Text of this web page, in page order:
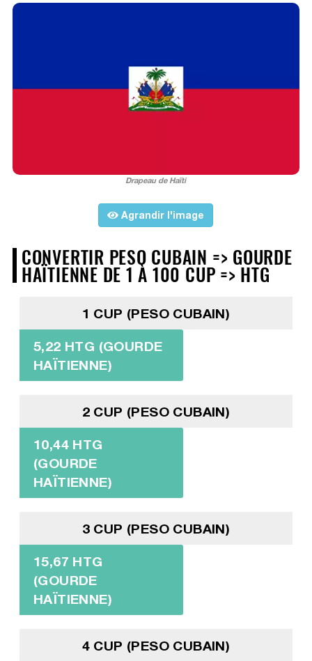
Drapeau de Haïti
Agrandir l'image
CONVERTIR PESO CUBAIN => GOURDE
HAÏTIENNE DE 1 À 100 CUP => HTG
1 CUP (PESO CUBAIN)
5,22 HTG (GOURDE
HAÏTIENNE)
2 CUP (PESO CUBAIN)
10,44 HTG
(GOURDE
HAÏTIENNE)
3 CUP (PESO CUBAIN)
15,67 HTG
(GOURDE
HAÏTIENNE)
4 CUP (PESO CUBAIN)